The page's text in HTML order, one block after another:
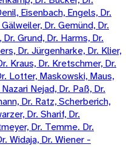
Eisenbach, Engels, Dr.
Dr. Gemünd, Dr.
Grund, Dr. Harms, Dr.
Dr. Jürgenharke, Dr. Klier,
Kraus, Dr. Kretschmer, Dr.
Lotter, Maskowski, Maus,
Nejad, Dr. Paß, Dr.
Dr. Ratz, Scherberich,
Dr. Sharif, Dr.
Dr. Temme. Dr.
Widaja, Dr. Wiener -